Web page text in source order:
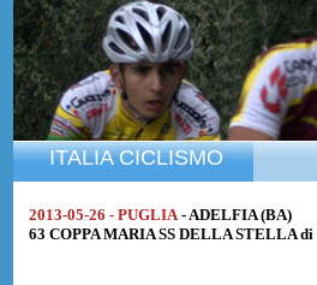
ITALIA CICLISMO
2013-05-26 - PUGLIA - ADELFIA (BA)
63 COPPA MARIA SS DELLA STELLA